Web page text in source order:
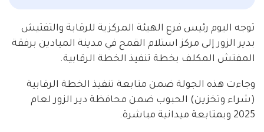
توجه اليوم رئيس فرع الهيئة المركزية للرقابة والتفتيش
بدير الزور إلى مركز استلام القمح في مدينة الميادين برفقة
المفتش المكلف بخطة تنفيذ الخطة الرقابية.
وجاءت هذه الجولة ضمن متابعة تنفيذ الخطة الرقابية
(شراء وتخزين) الحبوب ضمن محافظة دير الزور لعام
2025 وبمتابعة ميدانية مباشرة.